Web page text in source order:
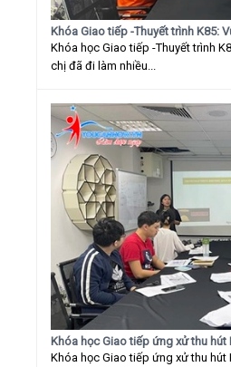
Khóa Giao tiếp -Thuyết trình K85:
Khóa học Giao tiếp -Thuyết trình
chị đã đi làm nhiều...
Khóa học Giao tiếp ứng xử thu hút
Khóa học Giao tiếp ứng xử thu